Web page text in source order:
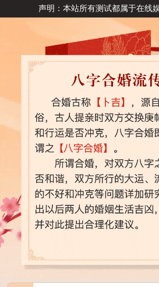
声明：本站所有测试都属于在线娱